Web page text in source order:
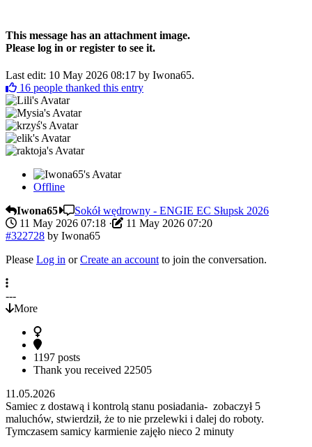
This message has an attachment image.
Please log in or register to see it.
Last edit: 10 May 2026 08:17 by Iwona65.
16 people thanked this entry
Offline
Iwona65
Sokół wędrowny - ENGIE EC Słupsk 2026
11 May 2026 07:18 ·
11 May 2026 07:20
#322728 by Iwona65
Please Log in orCreate an account to join the conversation.
---
More
1197 posts
Thank you received 22505
11.05.2026
Samiec z dostawą i kontrolą stanu posiadania- zobaczył 5
maluchów, stwierdził, że to nie przelewki i dalej do roboty.
Tymczasem samicy karmienie zajęło nieco 2 minuty